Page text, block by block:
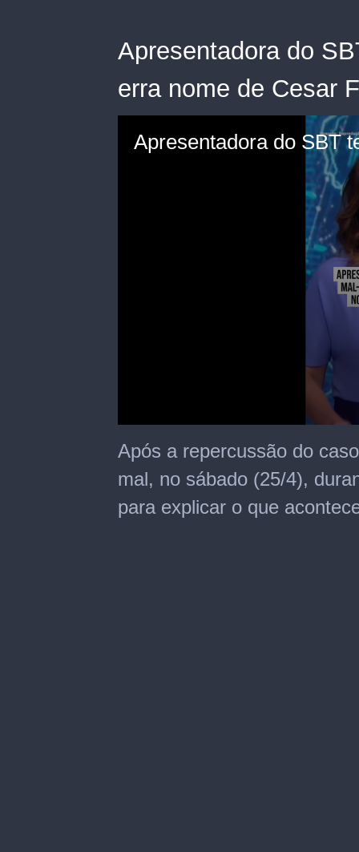
Apresentadora do
erra nome de Cesar
seconds
of
seconds
Após a repercussão do
mal, no sábado (25/4),
para explicar o que